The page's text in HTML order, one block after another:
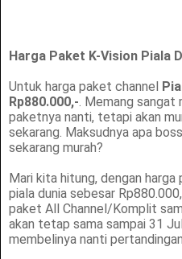
Harga Paket K-Vision Piala
Untuk harga paket channel
Rp880.000,-. Memang sangat
paketnya nanti, tetapi akan
sekarang. Maksudnya apa
sekarang murah?
Mari kita hitung, dengan
piala dunia sebesar
paket All Channel/Komplit
akan tetap sama sampai 31
membelinya nanti